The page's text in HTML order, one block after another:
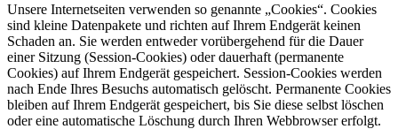
Unsere Internetseiten verwenden so genannte „Cookies“. Cookies
sind kleine Datenpakete und richten auf Ihrem Endgerät keinen
Schaden an. Sie werden entweder vorübergehend für die Dauer
einer Sitzung (Session-Cookies) oder dauerhaft (permanente
Cookies) auf Ihrem Endgerät gespeichert. Session-Cookies werden
nach Ende Ihres Besuchs automatisch gelöscht. Permanente Cookies
bleiben auf Ihrem Endgerät gespeichert, bis Sie diese selbst löschen
oder eine automatische Löschung durch Ihren Webbrowser erfolgt.